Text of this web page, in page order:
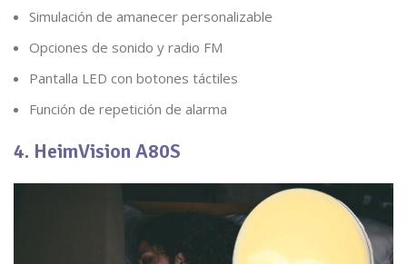
Simulación de amanecer personalizable
Opciones de sonido y radio FM
Pantalla LED con botones táctiles
Función de repetición de alarma
4. HeimVision A80S